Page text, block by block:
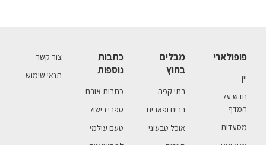
פופולארי
יין
חדש על
המדף
מסעדות
מבלים
בחוץ
בתי קפה
ברים ופאבים
אוכל טבעוני
כתבות
נוספות
כתבות אורח
ספרי בישול
טעם עולמי
צור קשר
תנאי שימוש